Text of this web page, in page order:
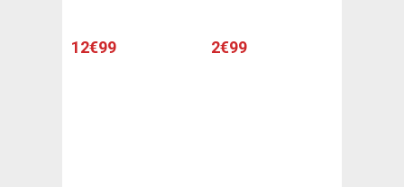
12€99 2€99